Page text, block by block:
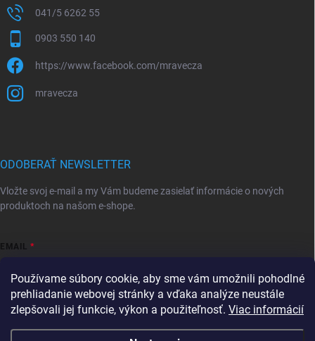
Používame súbory cookie, aby sme vám umožnili pohodlné
prehliadanie webovej stránky a vďaka analýze neustále
zlepšovali jej funkcie, výkon a použiteľnosť. Viac informácií
041/5 6262 55
0903 550 140
https://www.facebook.com/mravecza
mravecza
ODOBERAŤ NEWSLETTER
Vložte svoj e-mail a my Vám budeme zasielať informácie o nových
produktoch na našom e-shope.
EMAIL
Vložením e-mailu súhlasíte spodmienkami ochrany osobných údajov